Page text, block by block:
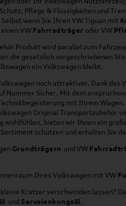
Pflege & Flüssigkeiten und
wenn Sie Ihren VW Tiguan mit
VW Fahrradträger oder VW
Produkt wird parallel zum
die gesetzlich vorgeschriebenen
ein Volkswagen bleibt.
noch attraktiver. Dank
Nummer Sicher. Mit dem
mit Ihrem
Original Transportzubehör
bieten wir Ihnen ein
schützen und erhalten Sie
Grundträgern und VW
Ihres Volkswagen mit VW
Kratzer verschwinden lassen?
und Servolenkungsöl.